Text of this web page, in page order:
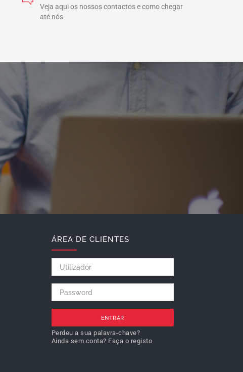
Veja aqui os nossos contactos e como chegar
até nós
ÁREA DE CLIENTES
ENTRAR
Perdeu a sua palavra-chave?
Ainda sem conta? Faça o registo